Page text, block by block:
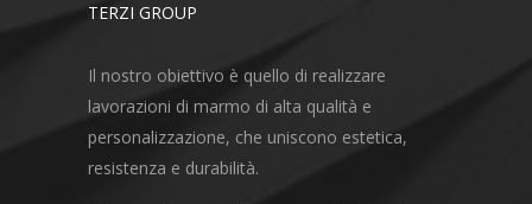
TERZI GROUP
Il nostro obiettivo è quello di realizzare
lavorazioni di marmo di alta qualità e
personalizzazione, che uniscono estetica,
resistenza e durabilità.